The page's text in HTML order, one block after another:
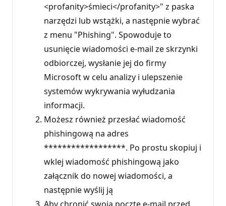
<profanity>śmieci</profanity>" z paska
narzędzi lub wstążki, a następnie wybrać
z menu "Phishing". Spowoduje to
usunięcie wiadomości e-mail ze skrzynki
odbiorczej, wysłanie jej do firmy
Microsoft w celu analizy i ulepszenie
systemów wykrywania wyłudzania
informacji.
Możesz również przesłać wiadomość
phishingową na adres
******************. Po prostu skopiuj i
wklej wiadomość phishingową jako
załącznik do nowej wiadomości, a
następnie wyślij ją
Aby chronić swoją pocztę e-mail przed